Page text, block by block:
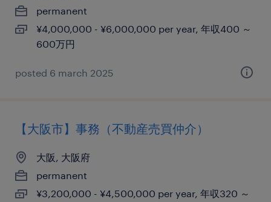
permanent
¥4,000,000 - ¥6,000,000 per year, 年収400 ～
600万円
posted 6 march 2025
【大阪市】事務（不動産売買仲介）
大阪, 大阪府
permanent
¥3,200,000 - ¥4,500,000 per year, 年収320 ～